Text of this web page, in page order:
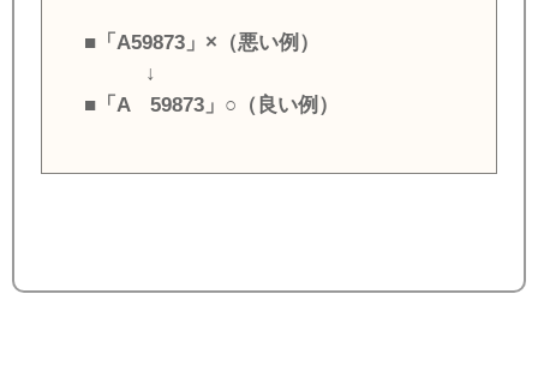
■「A59873」×（悪い例）
↓
■「A 59873」○（良い例）